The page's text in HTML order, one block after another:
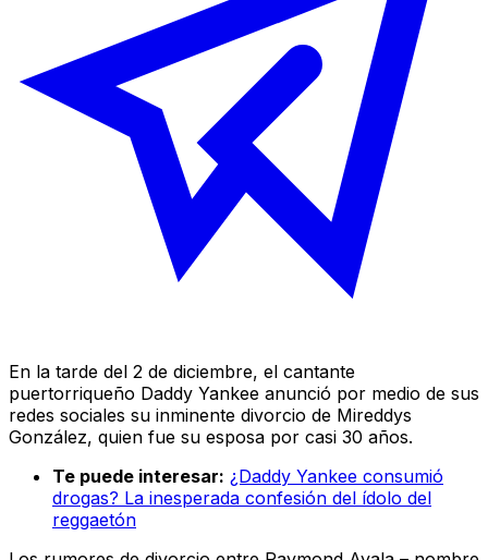
En la tarde del 2 de diciembre, el cantante
puertorriqueño Daddy Yankee anunció por medio de sus
redes sociales su inminente divorcio de Mireddys
González, quien fue su esposa por casi 30 años.
Te puede interesar: ¿Daddy Yankee consumió
drogas? La inesperada confesión del ídolo del
reggaetón